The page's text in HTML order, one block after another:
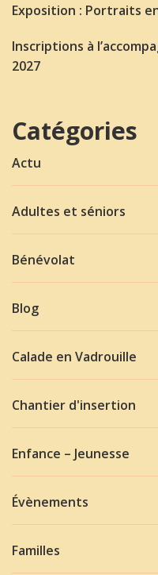
Exposition : Portraits
Inscriptions à
2027
Catégories
Actu
Adultes et séniors
Bénévolat
Blog
Calade en Vadrouille
Chantier d'insertion
Enfance – Jeunesse
Évènements
Familles